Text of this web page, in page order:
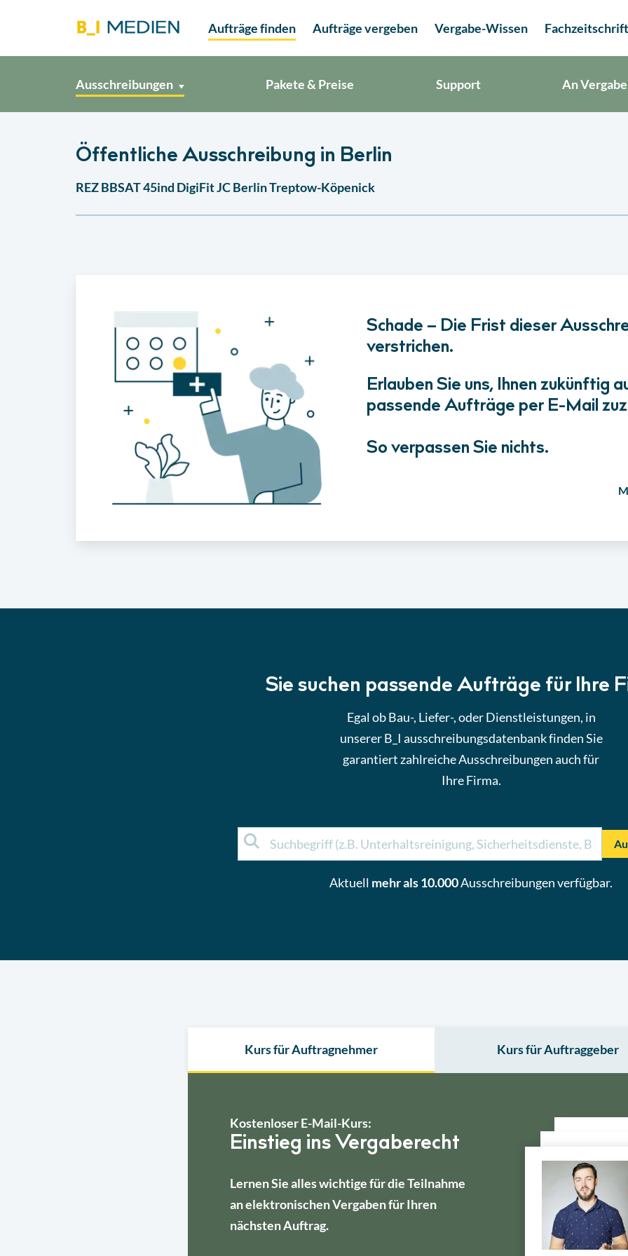
Aufträge finden Aufträge vergeben Vergabe-Wissen
Ausschreibungen Pakete & Preise Support An
Öffentliche Ausschreibung in Berlin
REZ BBSAT 45ind DigiFit JC Berlin Treptow-Köpenick
Schade – Die Frist dieser
verstrichen.
Erlauben Sie uns, Ihnen zukünftig
passende Aufträge per E-Mail
So verpassen Sie nichts.
Sie suchen passende Aufträge für Ihre
Egal ob Bau-, Liefer-, oder Dienstleistungen, in
unserer B_I ausschreibungsdatenbank finden Sie
garantiert zahlreiche Ausschreibungen auch für
Ihre Firma.
Aktuell mehr als 10.000Ausschreibungen verfügbar.
Kurs für Auftragnehmer Kurs für Auftraggeber
Kostenloser E-Mail-Kurs:
Einstieg ins Vergaberecht
Lernen Sie alles wichtige für die Teilnahme
an elektronischen Vergaben für Ihren
nächsten Auftrag.